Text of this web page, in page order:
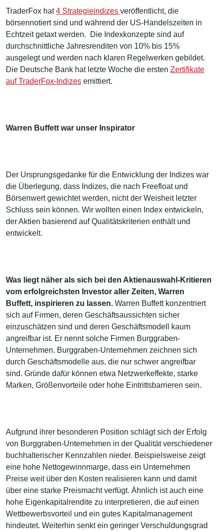
TraderFox hat4 Strategieindizes veröffentlicht, die
börsennotiert sind und während der US-Handelszeiten in
Echtzeit getaxt werden. Die Indexkonzepte sind auf
durchschnittliche Jahresrenditen von 10% bis 15%
ausgelegt und werden nach klaren Regelwerken gebildet.
Die Deutsche Bank hat letzte Woche die ersten Zertifikate
auf TraderFox-Indizes emittiert.
Warren Buffett war unser Inspirator
Der Ursprungsgedanke für die Entwicklung der Indizes war
die Überlegung, dass Indizes, die nach Freefloat und
Börsenwert gewichtet werden, nicht der Weisheit letzter
Schluss sein können. Wir wollten einen Index entwickeln,
der Aktien basierend auf Qualitätskriterien enthält und
entwickelt.
Was liegt näher als sich bei den Aktienauswahl-Kritieren
vom erfolgreichsten Investor aller Zeiten, Warren
Buffett, inspirieren zu lassen. Warren Buffett konzentriert
sich auf Firmen, deren Geschäftsaussichten sicher
einzuschätzen sind und deren Geschäftsmodell kaum
angreifbar ist. Er nennt solche Firmen Burggraben-
Unternehmen. Burggraben-Unternehmen zeichnen sich
durch Geschäftsmodelle aus, die nur schwer angreifbar
sind. Gründe dafür können etwa Netzwerkeffekte, starke
Marken, Größenvorteile oder hohe Eintrittsbarrieren sein.
Aufgrund ihrer besonderen Position schlägt sich der Erfolg
von Burggraben-Unternehmen in der Qualität verschiedener
buchhalterischer Kennzahlen nieder. Beispielsweise zeigt
eine hohe Nettogewinnmarge, dass ein Unternehmen
Preise weit über den Kosten realisieren kann und damit
über eine starke Preismacht verfügt. Ähnlich ist auch eine
hohe Eigenkapitalrendite zu interpretieren, die auf einen
Wettbewerbsvorteil und ein gutes Kapitalmanagement
hindeutet. Weiterhin senkt ein geringer Verschuldungsgrad